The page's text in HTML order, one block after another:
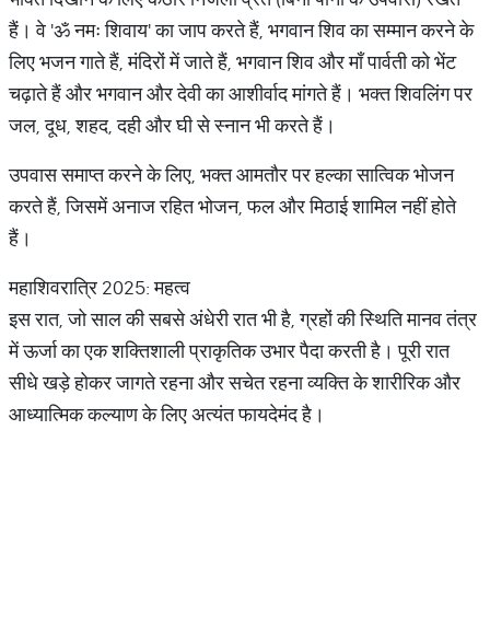
हैं। वे 'ॐ नमः शिवाय' का जाप करते हैं, भगवान शिव का सम्मान करने के
लिए भजन गाते हैं, मंदिरों में जाते हैं, भगवान शिव और माँ पार्वती को भेंट
चढ़ाते हैं और भगवान और देवी का आशीर्वाद मांगते हैं। भक्त शिवलिंग पर
जल, दूध, शहद, दही और घी से स्नान भी करते हैं।
उपवास समाप्त करने के लिए, भक्त आमतौर पर हल्का सात्विक भोजन
करते हैं, जिसमें अनाज रहित भोजन, फल और मिठाई शामिल नहीं होते
हैं।
महाशिवरात्रि 2025: महत्व
इस रात, जो साल की सबसे अंधेरी रात भी है, ग्रहों की स्थिति मानव तंत्र
में ऊर्जा का एक शक्तिशाली प्राकृतिक उभार पैदा करती है। पूरी रात
सीधे खड़े होकर जागते रहना और सचेत रहना व्यक्ति के शारीरिक और
आध्यात्मिक कल्याण के लिए अत्यंत फायदेमंद है।